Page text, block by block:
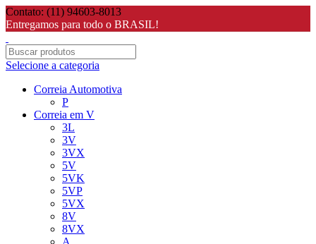
Contato: (11) 94603-8013
Entregamos para todo o BRASIL!
Selecione a categoria
Correia Automotiva
P
Correia em V
3L
3V
3VX
5V
5VK
5VP
5VX
8V
8VX
A